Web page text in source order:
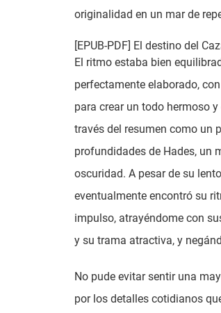
originalidad en un mar de
[EPUB-PDF] El destino del
El ritmo estaba bien
perfectamente elaborado,
para crear un todo hermoso
través del resumen como un
profundidades de Hades, un
oscuridad. A pesar de su
eventualmente encontró su
impulso, atrayéndome con
y su trama atractiva, y
No pude evitar sentir una
por los detalles cotidianos